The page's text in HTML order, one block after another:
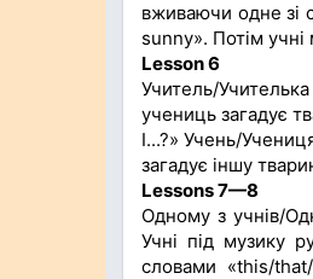
вживаючи одне зі
sunny». Потім
Lesson 6
Учитель/
учениць загадує
I...?» Учень/
загадує іншу
Lessons 7—8
Одному з учнів/
Учні під музику
словами «this/